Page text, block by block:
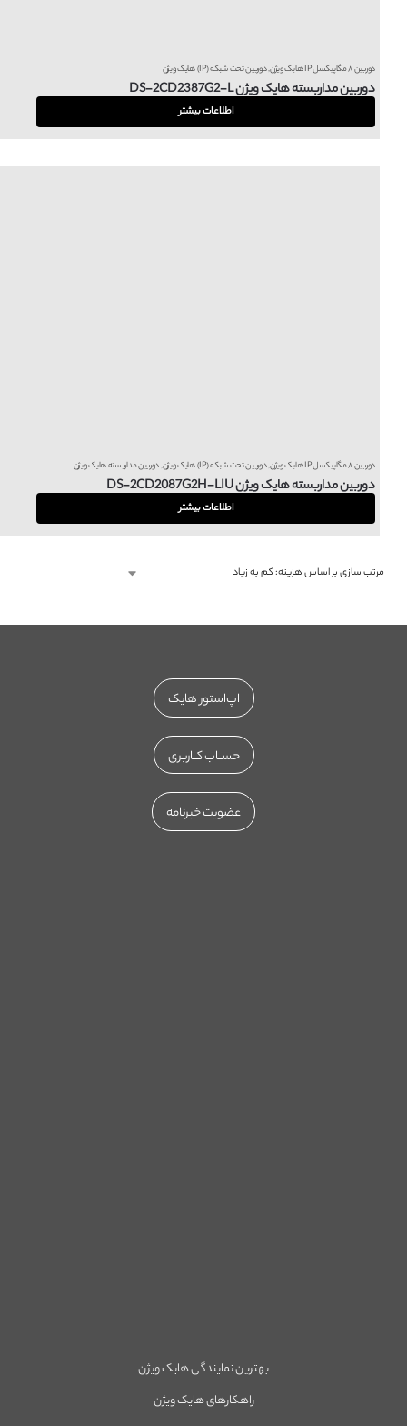
دوربین ۸ مگاپیکسل IP هایک ویژن ,دوربین تحت شبکه (IP) هایک ویژن
دوربین مداربسته هایک ویژن DS-2CD2387G2-L
اطلاعات بیشتر
دوربین ۸ مگاپیکسل IP هایک ویژن ,دوربین تحت شبکه (IP) هایک ویژن ,دوربین مداربسته هایک ویژن
دوربین مداربسته هایک ویژن DS-2CD2087G2H-LIU
اطلاعات بیشتر
بهترین نمایندگی هایک ویژن
راهکارهای هایک ویژن
اپ‌استور هایک
حســاب کــاربری
عضویت خبرنامه